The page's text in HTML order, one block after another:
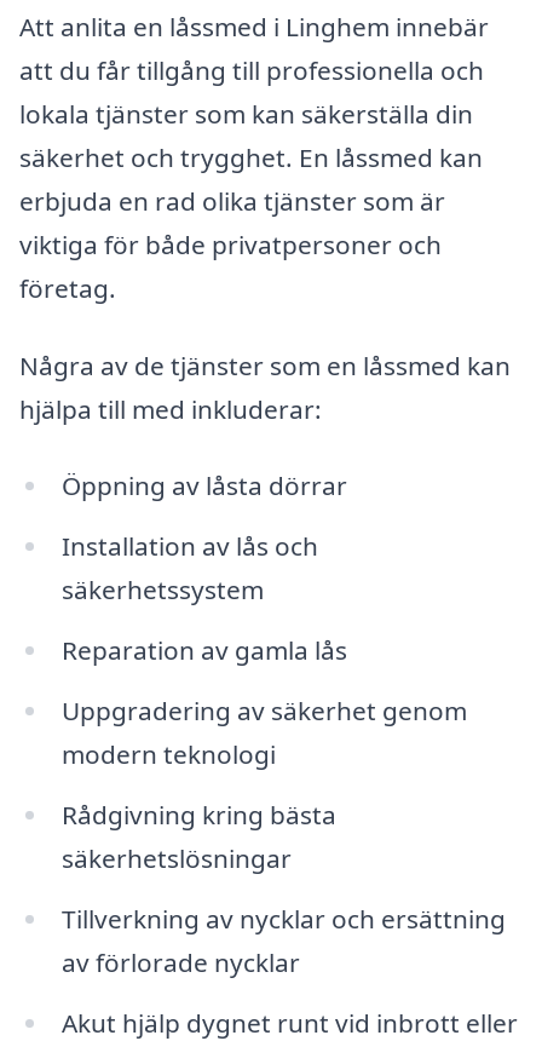
Att anlita en låssmed i Linghem innebär
att du får tillgång till professionella och
lokala tjänster som kan säkerställa din
säkerhet och trygghet. En låssmed kan
erbjuda en rad olika tjänster som är
viktiga för både privatpersoner och
företag.
Några av de tjänster som en låssmed kan
hjälpa till med inkluderar:
Öppning av låsta dörrar
Installation av lås och
säkerhetssystem
Reparation av gamla lås
Uppgradering av säkerhet genom
modern teknologi
Rådgivning kring bästa
säkerhetslösningar
Tillverkning av nycklar och ersättning
av förlorade nycklar
Akut hjälp dygnet runt vid inbrott eller